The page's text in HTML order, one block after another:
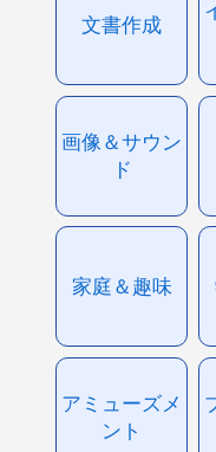
文書作成
画像＆サウン
ド
家庭＆趣味
アミューズメ
ント